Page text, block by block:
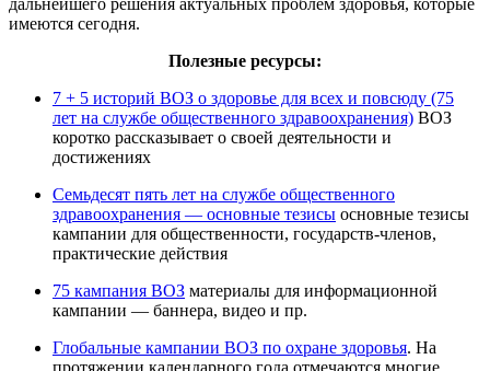
дальнейшего решения актуальных проблем здоровья, которые
имеются сегодня.
Полезные ресурсы:
7 + 5 историй ВОЗ о здоровье для всех и повсюду (75
лет на службе общественного здравоохранения) ВОЗ
коротко рассказывает о своей деятельности и
достижениях
Семьдесят пять лет на службе общественного
здравоохранения — основные тезисы основные тезисы
кампании для общественности, государств-членов,
практические действия
75 кампания ВОЗ материалы для информационной
кампании — баннера, видео и пр.
Глобальные кампании ВОЗ по охране здоровья. На